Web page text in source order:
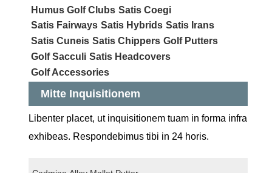
Humus Golf Clubs Satis Coegi
Satis Fairways Satis Hybrids Satis Irans
Satis Cuneis Satis Chippers Golf Putters
Golf Sacculi Satis Headcovers
Golf Accessories
Mitte Inquisitionem
Libenter placet, ut inquisitionem tuam in forma infra
exhibeas. Respondebimus tibi in 24 horis.